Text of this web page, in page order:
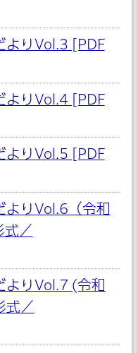
よりVol.3 [PDF
よりVol.4 [PDF
よりVol.5 [PDF
りVol.6（令和
式／
りVol.7 (令和
式／